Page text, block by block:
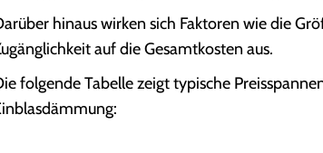
hinaus wirken sich Faktoren wie die
auf die Gesamtkosten aus.
folgende Tabelle zeigt typische